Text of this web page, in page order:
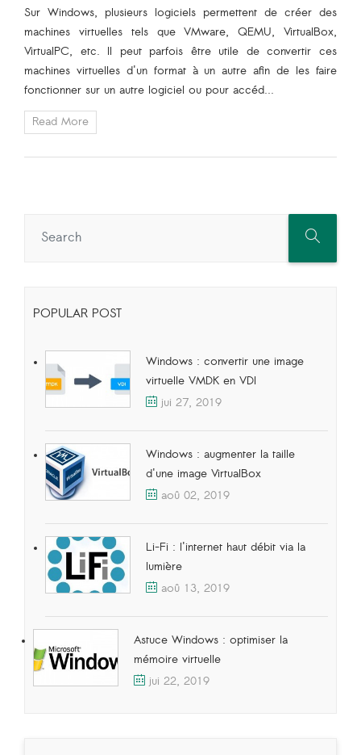
Sur Windows, plusieurs logiciels permettent de créer des
machines virtuelles tels que VMware, QEMU, VirtualBox,
VirtualPC, etc. Il peut parfois être utile de convertir ces
machines virtuelles d'un format à un autre afin de les faire
fonctionner sur un autre logiciel ou pour accéd...
Read More
POPULAR POST
Windows : convertir une image
virtuelle VMDK en VDI
jui 27, 2019
Windows : augmenter la taille
d'une image VirtualBox
aoû 02, 2019
Li-Fi : l'internet haut débit via la
lumière
aoû 13, 2019
Astuce Windows : optimiser la
mémoire virtuelle
jui 22, 2019